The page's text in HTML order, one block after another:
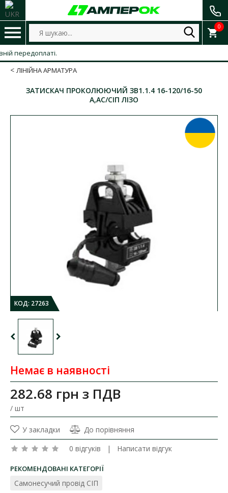
0
ЛІНІЙНА АРМАТУРА
ЗАТИСКАЧ ПРОКОЛЮЮЧИЙ ЗВ1.1.4 16-120/16-50
А,АС/СІП ЛІЗО
КОД: 27263
Немає в наявності
282.68 грн з ПДВ
/ шт
У закладки
До порівняння
0 відгуків | Написати відгук
РЕКОМЕНДОВАНІ КАТЕГОРІЇ
Самонесучий провід СІП